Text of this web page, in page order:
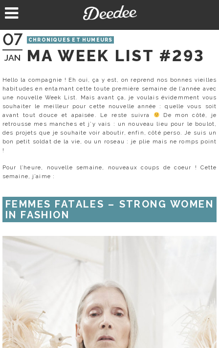
au
07
JAN
CHRONIQUES ET HUMEURS
MA WEEK LIST #293
Hello la compagnie ! Eh oui, ça y est, on reprend nos bonnes vieilles
habitudes en entamant cette toute première semaine de l’année avec
une nouvelle Week List. Mais avant ça, je voulais évidemment vous
souhaiter le meilleur pour cette nouvelle année : quelle vous soit
avant tout douce et apaisée. Le reste suivra
De mon côté, je
retrousse mes manches et j’y vais : un nouveau lieu pour le boulot,
des projets que je souhaite voir aboutir, enfin, côté perso. Je suis un
bon petit soldat de la vie, ou un roseau : je plie mais ne romps point
!
Pour l’heure, nouvelle semaine, nouveaux coups de coeur ! Cette
semaine, j’aime :
FEMMES FATALES – STRONG WOMEN
IN FASHION